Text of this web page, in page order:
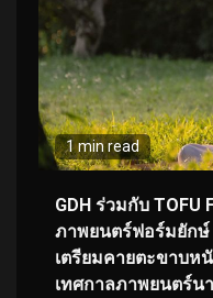
1 min read
GDH ร่วมกับ TOFU
ภาพยนตร์ฟอร์มยักษ์
เตรียมคายตะขาบห
เทศกาลภาพยนตร์น